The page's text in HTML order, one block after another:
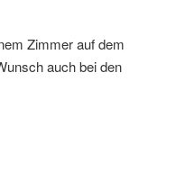
Zimmer auf dem
auch bei den